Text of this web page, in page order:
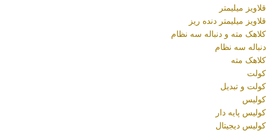
قلاویز میلیمتر
قلاویز میلیمتر دنده ریز
کلاهک مته و دنباله سه نظام
دنباله سه نظام
کلاهک مته
کولت
کولت و تبدیل
کولیس
کولیس پایه دار
کولیس دیجیتال